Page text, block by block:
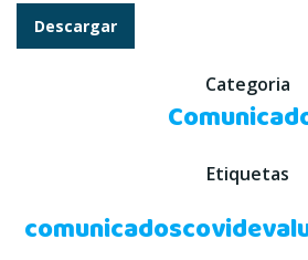
Descargar
Categoria
Etiquetas
comunicadoscovid